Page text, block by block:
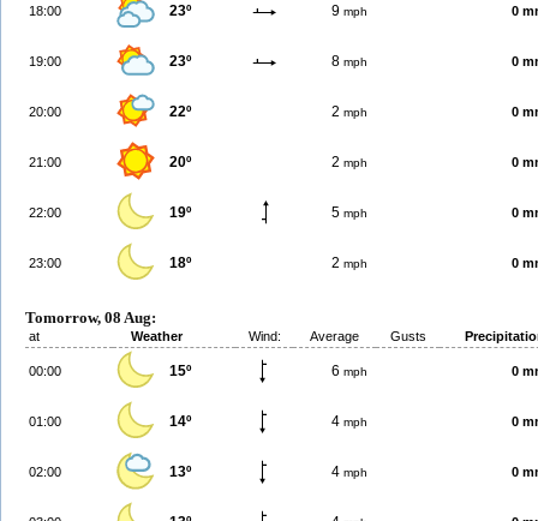
18:00 23º 9 mph 0
19:00 23º 8 mph 0
20:00 22º 2 mph 0
21:00 20º 2 mph 0
22:00 19º 5 mph 0
23:00 18º 2 mph 0
Tomorrow, 08 Aug:
at Weather Wind: Average Gusts
00:00 15º 6 mph 0
01:00 14º 4 mph 0
02:00 13º 4 mph 0